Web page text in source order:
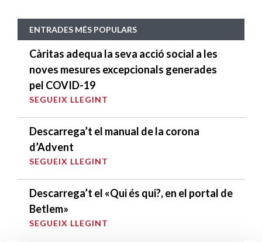
ENTRADES MÉS POPULARS
Càritas adequa la seva acció social a les
noves mesures excepcionals generades
pel COVID-19
SEGUEIX LLEGINT
Descarrega’t el manual de la corona
d’Advent
SEGUEIX LLEGINT
Descarrega’t el «Qui és qui?, en el portal de
Betlem»
SEGUEIX LLEGINT